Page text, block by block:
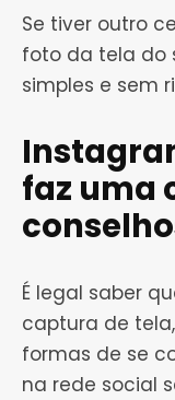
Se tiver outro
foto da tela do
simples e sem
faz uma
É legal saber
captura de
formas de se
na rede social